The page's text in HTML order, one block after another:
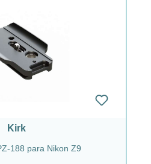
Kirk
188 para Nikon Z9